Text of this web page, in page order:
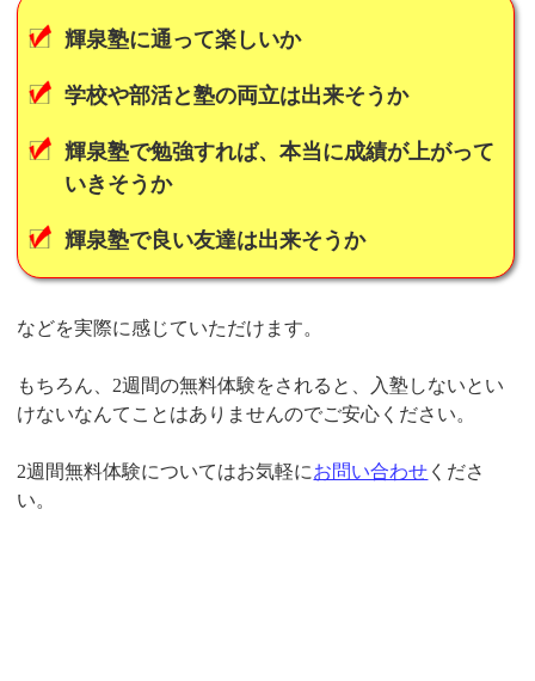
輝泉塾に通って楽しいか
学校や部活と塾の両立は出来そうか
輝泉塾で勉強すれば、本当に成績が上がって
いきそうか
輝泉塾で良い友達は出来そうか
などを実際に感じていただけます。
もちろん、2週間の無料体験をされると、入塾しないとい
けないなんてことはありませんのでご安心ください。
2週間無料体験についてはお気軽にお問い合わせ くださ
い。